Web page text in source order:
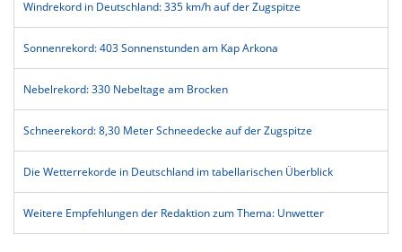
Windrekord in Deutschland: 335 km/h auf der Zugspitze
Sonnenrekord: 403 Sonnenstunden am Kap Arkona
Nebelrekord: 330 Nebeltage am Brocken
Schneerekord: 8,30 Meter Schneedecke auf der Zugspitze
Die Wetterrekorde in Deutschland im tabellarischen Überblick
Weitere Empfehlungen der Redaktion zum Thema: Unwetter